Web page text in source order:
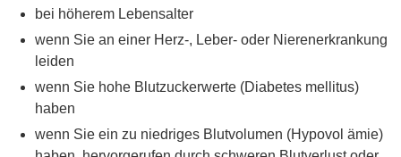
bei höherem Lebensalter
wenn Sie an einer Herz-, Leber- oder Nierenerkrankung
leiden
wenn Sie hohe Blutzuckerwerte (Diabetes mellitus)
haben
wenn Sie ein zu niedriges Blutvolumen (Hypovol ämie)